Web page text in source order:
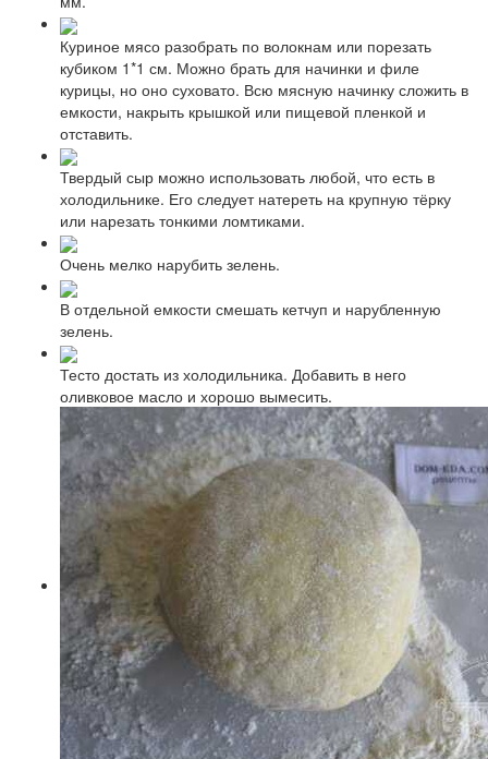
Куриное мясо разобрать по волокнам или порезать
кубиком 1*1 см. Можно брать для начинки и филе
курицы, но оно суховато. Всю мясную начинку сложить в
емкости, накрыть крышкой или пищевой пленкой и
отставить.
Твердый сыр можно использовать любой, что есть в
холодильнике. Его следует натереть на крупную тёрку
или нарезать тонкими ломтиками.
Очень мелко нарубить зелень.
В отдельной емкости смешать кетчуп и нарубленную
зелень.
Тесто достать из холодильника. Добавить в него
оливковое масло и хорошо вымесить.